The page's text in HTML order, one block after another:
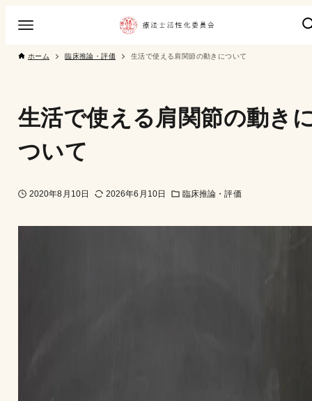
ホーム 臨床推論・評価 生活で使える肩関節の動きについて
生活で使える肩関節の動き
ついて
2020年8月10日 2026年6月10日 臨床推論・評価